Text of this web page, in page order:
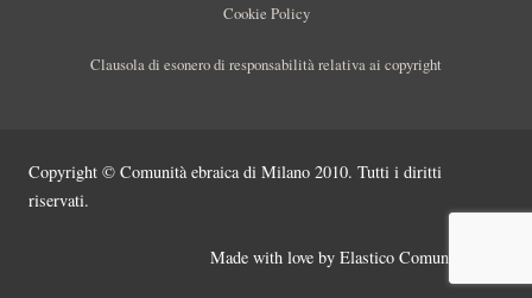
Cookie Policy
Clausola di esonero di responsabilità relativa ai copyright
Copyright © Comunità ebraica di Milano 2010. Tutti i diritti
riservati.
Made with love by Elastico Comunicazione